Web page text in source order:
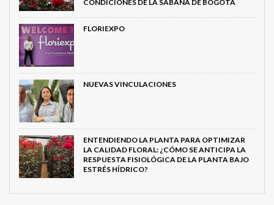
CONDICIONES DE LA SABANA DE BOGOTÁ
FLORIEXPO
NUEVAS VINCULACIONES
ENTENDIENDO LA PLANTA PARA OPTIMIZAR
LA CALIDAD FLORAL: ¿CÓMO SE ANTICIPA LA
RESPUESTA FISIOLÓGICA DE LA PLANTA BAJO
ESTRÉS HÍDRICO?